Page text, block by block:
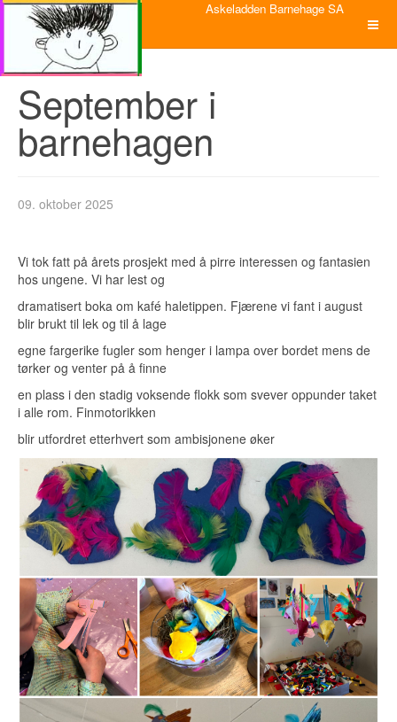
Askeladden Barnehage SA
September i
barnehagen
09. oktober 2025
Vi tok fatt på årets prosjekt med å pirre interessen og fantasien
hos ungene. Vi har lest og
dramatisert boka om kafé haletippen. Fjærene vi fant i august
blir brukt til lek og til å lage
egne fargerike fugler som henger i lampa over bordet mens de
tørker og venter på å finne
en plass i den stadig voksende flokk som svever oppunder taket
i alle rom. Finmotorikken
blir utfordret etterhvert som ambisjonene øker